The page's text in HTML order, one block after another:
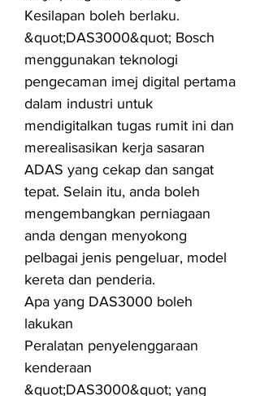
Kesilapan boleh berlaku.
&quot;DAS3000&quot; Bosch
menggunakan teknologi
pengecaman imej digital pertama
dalam industri untuk
mendigitalkan tugas rumit ini dan
merealisasikan kerja sasaran
ADAS yang cekap dan sangat
tepat. Selain itu, anda boleh
mengembangkan perniagaan
anda dengan menyokong
pelbagai jenis pengeluar, model
kereta dan penderia.
Apa yang DAS3000 boleh
lakukan
Peralatan penyelenggaraan
kenderaan
&quot;DAS3000&quot; yang